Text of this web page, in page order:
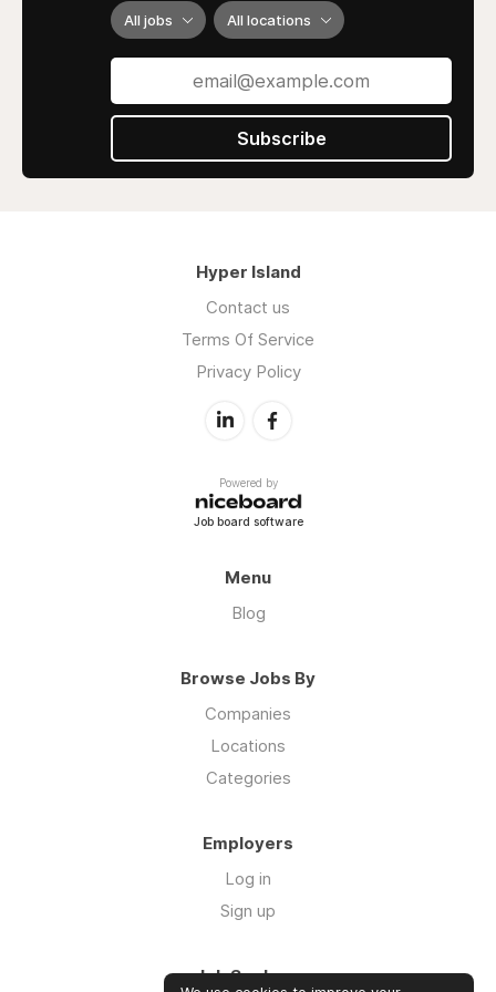
All jobs All locations
Subscribe
Hyper Island
Contact us
Terms Of Service
Privacy Policy
Powered by
Job board software
Menu
Blog
Browse Jobs By
Companies
Locations
Categories
Employers
Log in
Sign up
Job Seekers